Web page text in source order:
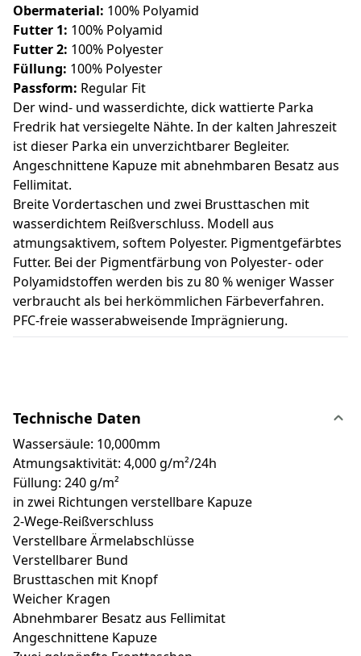
Obermaterial: 100% Polyamid
Futter 1: 100% Polyamid
Futter 2: 100% Polyester
Füllung: 100% Polyester
Passform: Regular Fit
Der wind- und wasserdichte, dick wattierte Parka
Fredrik hat versiegelte Nähte. In der kalten Jahreszeit
ist dieser Parka ein unverzichtbarer Begleiter.
Angeschnittene Kapuze mit abnehmbaren Besatz aus
Fellimitat.
Breite Vordertaschen und zwei Brusttaschen mit
wasserdichtem Reißverschluss. Modell aus
atmungsaktivem, softem Polyester. Pigmentgefärbtes
Futter. Bei der Pigmentfärbung von Polyester- oder
Polyamidstoffen werden bis zu 80 % weniger Wasser
verbraucht als bei herkömmlichen Färbeverfahren.
PFC-freie wasserabweisende Imprägnierung.
Technische Daten
Wassersäule: 10,000mm
Atmungsaktivität: 4,000 g/m²/24h
Füllung: 240 g/m²
in zwei Richtungen verstellbare Kapuze
2-Wege-Reißverschluss
Verstellbare Ärmelabschlüsse
Verstellbarer Bund
Brusttaschen mit Knopf
Weicher Kragen
Abnehmbarer Besatz aus Fellimitat
Angeschnittene Kapuze